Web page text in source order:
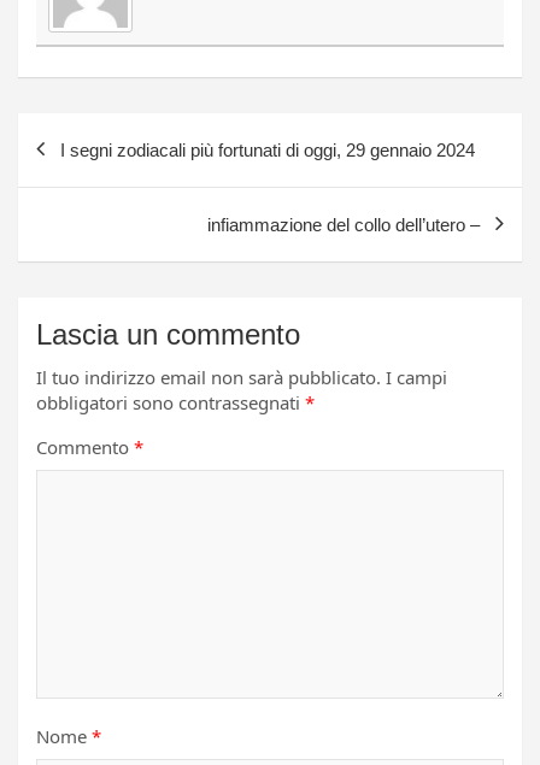
articoli
I segni zodiacali più fortunati di oggi, 29 gennaio 2024
infiammazione del collo dell’utero –
Lascia un commento
Il tuo indirizzo email non sarà pubblicato. I campi
obbligatori sono contrassegnati *
Commento *
Nome *